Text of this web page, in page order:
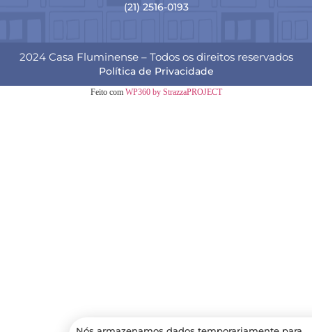
(21) 2516-0193
2024 Casa Fluminense – Todos os direitos reservados
Política de Privacidade
Feito com WP360 by StrazzaPROJECT